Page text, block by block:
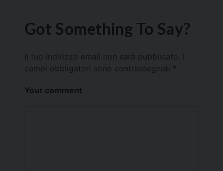
Got Something To Say?
Il tuo indirizzo email non sarà pubblicato.
campi obbligatori sono contrassegnati *
Your comment